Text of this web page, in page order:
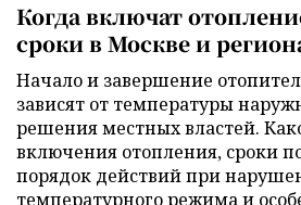
Когда включат
сроки в Москве и
Начало и завершение
зависят от температуры
решения местных властей.
включения отопления, сроки
порядок действий при
температурного режима и